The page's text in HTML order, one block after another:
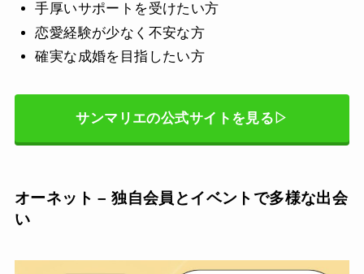
手厚いサポートを受けたい方
恋愛経験が少なく不安な方
確実な成婚を目指したい方
サンマリエの公式サイトを見る▷
オーネット – 独自会員とイベントで多様な出会
い